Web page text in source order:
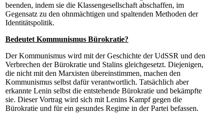
beenden, indem sie die Klassengesellschaft abschaffen, im
Gegensatz zu den ohnmächtigen und spaltenden Methoden der
Identitätspolitik.
Bedeutet Kommunismus Bürokratie?
Der Kommunismus wird mit der Geschichte der UdSSR und den
Verbrechen der Bürokratie und Stalins gleichgesetzt. Diejenigen,
die nicht mit den Marxisten übereinstimmen, machen den
Kommunismus selbst dafür verantwortlich. Tatsächlich aber
erkannte Lenin selbst die entstehende Bürokratie und bekämpfte
sie. Dieser Vortrag wird sich mit Lenins Kampf gegen die
Bürokratie und für ein gesundes Regime in der Partei befassen.